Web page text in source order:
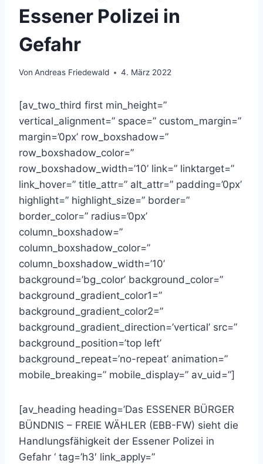
Essener Polizei in
Gefahr
Von Andreas Friedewald 4. März 2022
[av_two_third first min_height=”
vertical_alignment=” space=” custom_margin=”
margin=’0px’ row_boxshadow=”
row_boxshadow_color=”
row_boxshadow_width=’10’ link=” linktarget=”
link_hover=” title_attr=” alt_attr=” padding=’0px’
highlight=” highlight_size=” border=”
border_color=” radius=’0px’
column_boxshadow=”
column_boxshadow_color=”
column_boxshadow_width=’10’
background=’bg_color’ background_color=”
background_gradient_color1=”
background_gradient_color2=”
background_gradient_direction=’vertical’ src=”
background_position=’top left’
background_repeat=’no-repeat’ animation=”
mobile_breaking=” mobile_display=” av_uid=”]
[av_heading heading=’Das ESSENER BÜRGER
BÜNDNIS – FREIE WÄHLER (EBB-FW) sieht die
Handlungsfähigkeit der Essener Polizei in
Gefahr ‘ tag=’h3′ link_apply=”